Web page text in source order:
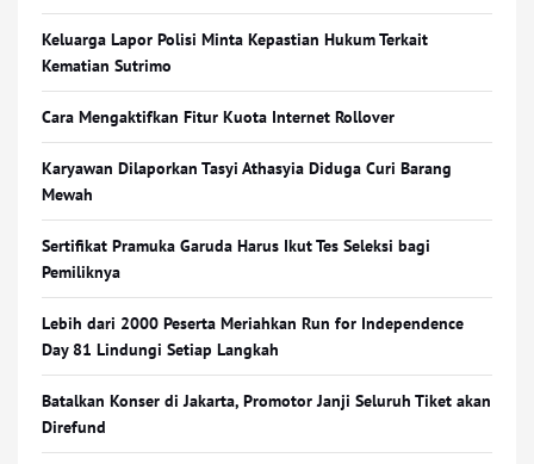
Keluarga Lapor Polisi Minta Kepastian Hukum Terkait
Kematian Sutrimo
Cara Mengaktifkan Fitur Kuota Internet Rollover
Karyawan Dilaporkan Tasyi Athasyia Diduga Curi Barang
Mewah
Sertifikat Pramuka Garuda Harus Ikut Tes Seleksi bagi
Pemiliknya
Lebih dari 2000 Peserta Meriahkan Run for Independence
Day 81 Lindungi Setiap Langkah
Batalkan Konser di Jakarta, Promotor Janji Seluruh Tiket akan
Direfund